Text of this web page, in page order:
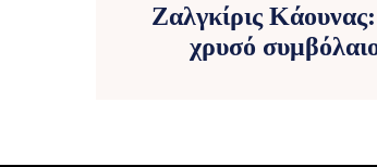
Ζαλγκίρις
χρυσό